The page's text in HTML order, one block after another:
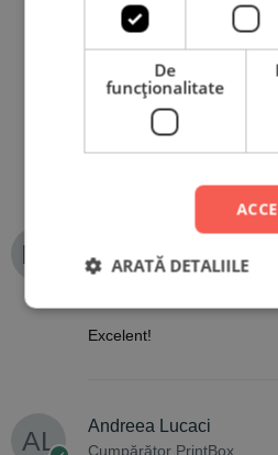
Evaluat la
din 5
Nu ma asteptam sa iasa
Daiana Fekete
Cumpărător PrintBox
Evaluat la
din 5
Excelent!
Andreea Lucaci
Cumpărător PrintBox
De
funcţionalitate
ARATĂ DETALIILE